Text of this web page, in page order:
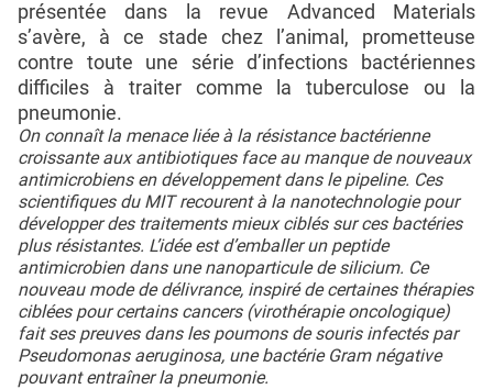
présentée dans la revue Advanced Materials
s’avère, à ce stade chez l’animal, prometteuse
contre toute une série d’infections bactériennes
difficiles à traiter comme la tuberculose ou la
pneumonie.
On connaît la menace liée à la résistance bactérienne
croissante aux antibiotiques face au manque de nouveaux
antimicrobiens en développement dans le pipeline. Ces
scientifiques du MIT recourent à la nanotechnologie pour
développer des traitements mieux ciblés sur ces bactéries
plus résistantes. L’idée est d’emballer un peptide
antimicrobien dans une nanoparticule de silicium. Ce
nouveau mode de délivrance, inspiré de certaines thérapies
ciblées pour certains cancers (virothérapie oncologique)
fait ses preuves dans les poumons de souris infectés par
Pseudomonas aeruginosa, une bactérie Gram négative
pouvant entraîner la pneumonie.